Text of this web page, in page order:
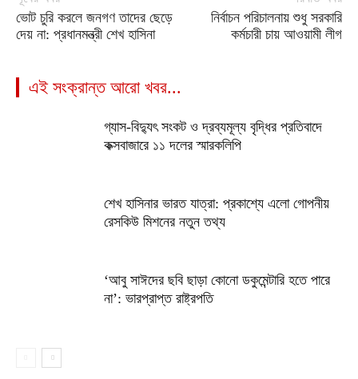
ভোট চুরি করলে জনগণ তাদের ছেড়ে
দেয় না: প্রধানমন্ত্রী শেখ হাসিনা
নির্বাচন পরিচালনায় শুধু সরকারি
কর্মচারী চায় আওয়ামী লীগ
এই সংক্রান্ত আরো খবর...
গ্যাস-বিদ্যুৎ সংকট ও দ্রব্যমূল্য বৃদ্ধির প্রতিবাদে
কক্সবাজারে ১১ দলের স্মারকলিপি
শেখ হাসিনার ভারত যাত্রা: প্রকাশ্যে এলো গোপনীয়
রেসকিউ মিশনের নতুন তথ্য
‘আবু সাঈদের ছবি ছাড়া কোনো ডকুমেন্টারি হতে পারে
না’: ভারপ্রাপ্ত রাষ্ট্রপতি